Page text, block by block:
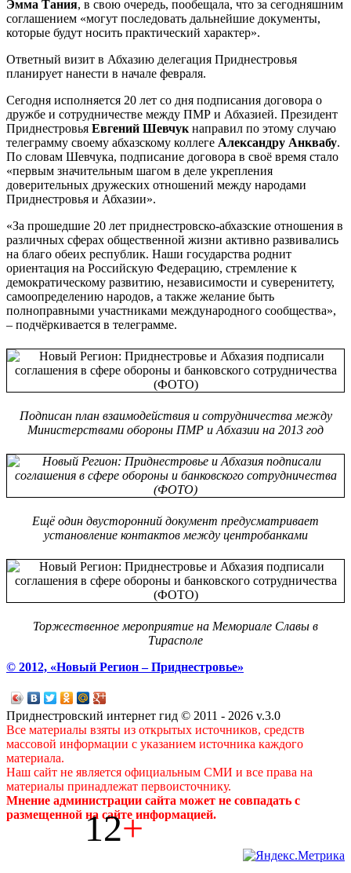
Эмма Тания, в свою очередь, пообещала, что за сегодняшним
соглашением «могут последовать дальнейшие документы,
которые будут носить практический характер».
Ответный визит в Абхазию делегация Приднестровья
планирует нанести в начале февраля.
Сегодня исполняется 20 лет со дня подписания договора о
дружбе и сотрудничестве между ПМР и Абхазией. Президент
Приднестровья Евгений Шевчук направил по этому случаю
телеграмму своему абхазскому коллеге Александру Анквабу.
По словам Шевчука, подписание договора в своё время стало
«первым значительным шагом в деле укрепления
доверительных дружеских отношений между народами
Приднестровья и Абхазии».
«За прошедшие 20 лет приднестровско-абхазские отношения в
различных сферах общественной жизни активно развивались
на благо обеих республик. Наши государства роднит
ориентация на Российскую Федерацию, стремление к
демократическому развитию, независимости и суверенитету,
самоопределению народов, а также желание быть
полноправными участниками международного сообщества»,
– подчёркивается в телеграмме.
Подписан план взаимодействия и сотрудничества между
Министерствами обороны ПМР и Абхазии на 2013 год
Ещё один двусторонний документ предусматривает
установление контактов между центробанками
Торжественное мероприятие на Мемориале Славы в
Тирасполе
© 2012, «Новый Регион – Приднестровье»
Приднестровский интернет гид © 2011 - 2026 v.3.0
Все материалы взяты из открытых источников, средств
массовой информации с указанием источника каждого
материала.
Наш сайт не является официальным СМИ и все права на
материалы принадлежат первоисточнику.
Мнение администрации сайта может не совпадать с
размещенной на сайте информацией.
12+